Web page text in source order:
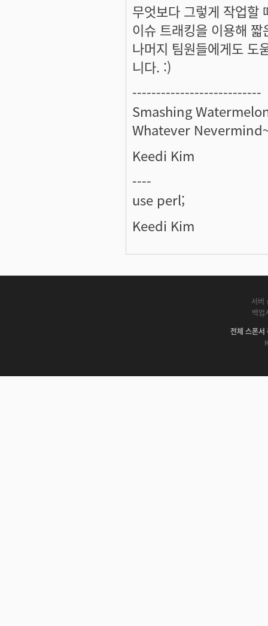
무엇보다 그렇게 작업할
이슈 트래킹을 이용해
나머지 팀원들에게도 도
니다. :)
---------------------------
Smashing
Whatever
Keedi Kim
----
use perl;
Keedi Kim
서버
백업
전체 스폰서